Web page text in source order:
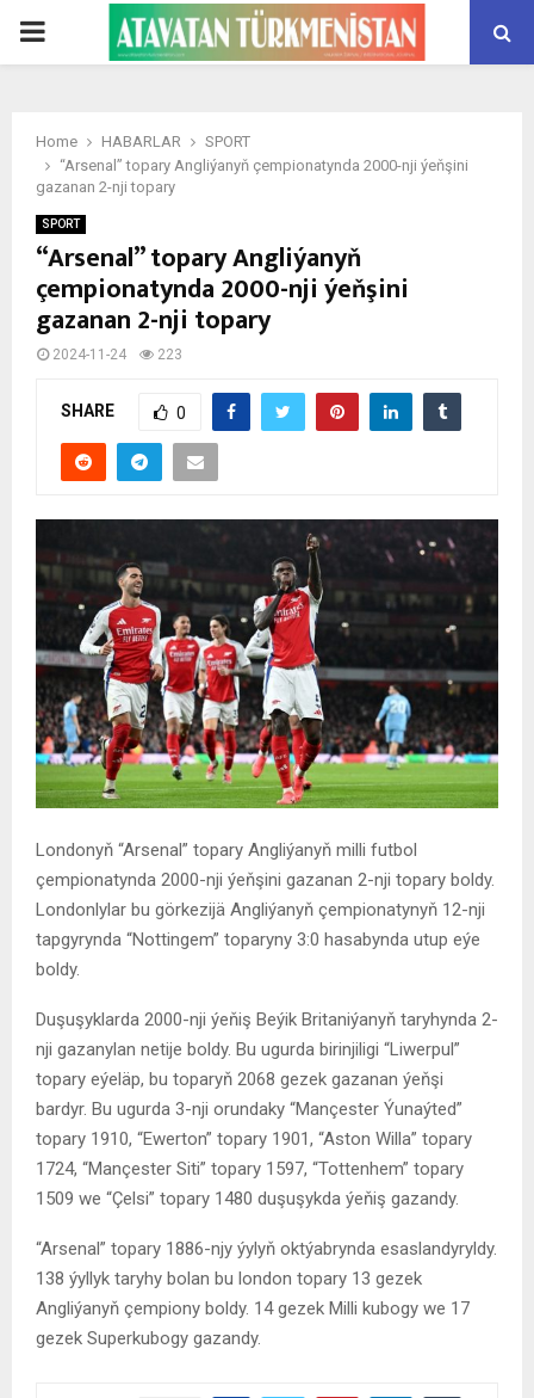
PRIMARY
Home HABARLAR
SPORT
“Arsenal” topary Angliýanyň çempionatynda 2000-nji ýeňşini
gazanan 2-nji topary
SPORT
“Arsenal” topary Angliýanyň
çempionatynda 2000-nji ýeňşini
gazanan 2-nji topary
2024-11-24 223
SHARE 0
Londonyň “Arsenal” topary Angliýanyň milli futbol
çempionatynda 2000-nji ýeňşini gazanan 2-nji topary boldy.
Londonlylar bu görkezijä Angliýanyň çempionatynyň 12-nji
tapgyrynda “Nottingem” toparyny 3:0 hasabynda utup eýe
boldy.
Duşuşyklarda 2000-nji ýeňiş Beýik Britaniýanyň taryhynda 2-
nji gazanylan netije boldy. Bu ugurda birinjiligi “Liwerpul”
topary eýeläp, bu toparyň 2068 gezek gazanan ýeňşi
bardyr. Bu ugurda 3-nji orundaky “Mançester Ýunaýted”
topary 1910, “Ewerton” topary 1901, “Aston Willa” topary
1724, “Mançester Siti” topary 1597, “Tottenhem” topary
1509 we “Çelsi” topary 1480 duşuşykda ýeňiş gazandy.
“Arsenal” topary 1886-njy ýylyň oktýabrynda esaslandyryldy.
138 ýyllyk taryhy bolan bu london topary 13 gezek
Angliýanyň çempiony boldy. 14 gezek Milli kubogy we 17
gezek Superkubogy gazandy.